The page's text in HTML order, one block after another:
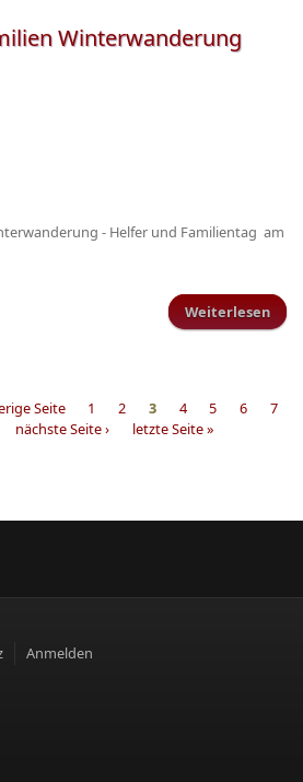
Winterwanderung
- Helfer und Familientag am
Weiterlesen
Seite 1 2 3 4 5 6
7
nächste Seite › letzte Seite »
Anmelden